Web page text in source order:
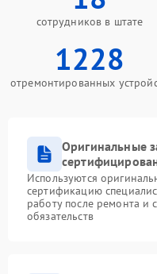
сотрудников в штате
1228
отремонтированных
Оригинальные
Используются
сертификацию
работу после ремонта и
обязательств